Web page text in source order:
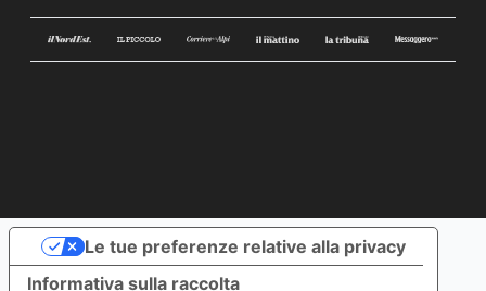
Informativa sulla raccolta
Le tue preferenze relative alla privacy